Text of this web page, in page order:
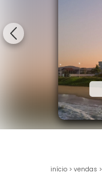
início > vendas >